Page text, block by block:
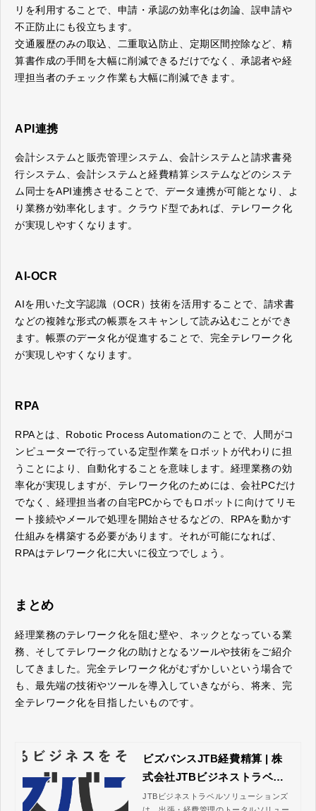
リを利用することで、申請・承認の効率化は勿論、誤申請や
不正防止にも役立ちます。
交通履歴のみの取込、二重取込防止、定期区間控除など、精
算書作成の手間を大幅に削減できるだけでなく、承認者や経
理担当者のチェック作業も大幅に削減できます。
API連携
会計システムと販売管理システム、会計システムと請求書発
行システム、会計システムと経費精算システムなどのシステ
ム同士をAPI連携させることで、データ連携が可能となり、よ
り業務が効率化します。クラウド型であれば、テレワーク化
が実現しやすくなります。
AI-OCR
AIを用いた文字認識（OCR）技術を活用することで、請求書
などの複雑な形式の帳票をスキャンして読み込むことができ
ます。帳票のデータ化が促進することで、完全テレワーク化
が実現しやすくなります。
RPA
RPAとは、Robotic Process Automationのことで、人間がコ
ンピューターで行っている定型作業をロボットが代わりに担
うことにより、自動化することを意味します。経理業務の効
率化が実現しますが、テレワーク化のためには、会社PCだけ
でなく、経理担当者の自宅PCからでもロボットに向けてリモ
ート接続やメールで処理を開始させるなどの、RPAを動かす
仕組みを構築する必要があります。それが可能になれば、
RPAはテレワーク化に大いに役立つでしょう。
まとめ
経理業務のテレワーク化を阻む壁や、ネックとなっている業
務、そしてテレワーク化の助けとなるツールや技術をご紹介
してきました。完全テレワーク化がむずかしいという場合で
も、最先端の技術やツールを導入していきながら、将来、完
全テレワーク化を目指したいものです。
ビズバンスJTB経費精算 | 株
式会社JTBビジネストラベル
ソリューションズ
JTBビジネストラベルソリューションズ